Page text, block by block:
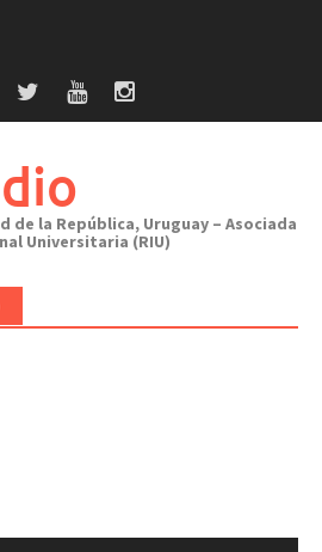
de la República, Uruguay – Asociada
Universitaria (RIU)